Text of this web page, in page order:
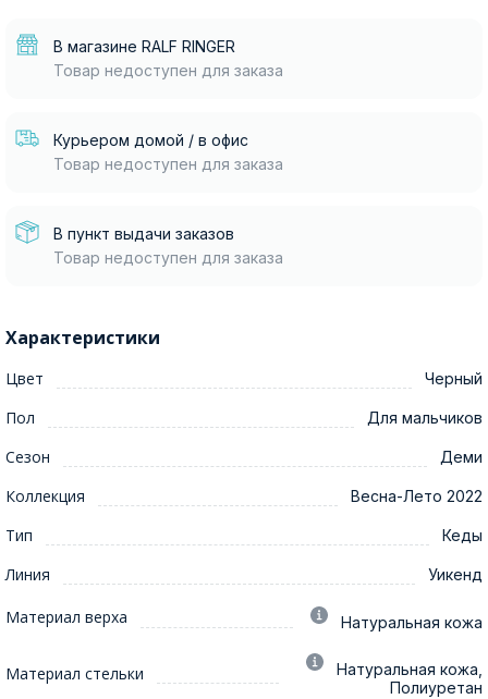
В магазине RALF RINGER
Товар недоступен для заказа
Курьером домой / в офис
Товар недоступен для заказа
В пункт выдачи заказов
Товар недоступен для заказа
Характеристики
Цвет Черный
Пол Для мальчиков
Сезон Деми
Коллекция Весна-Лето 2022
Тип Кеды
Линия Уикенд
Материал верха Натуральная кожа
Материал стельки
Натуральная кожа,
Полиуретан